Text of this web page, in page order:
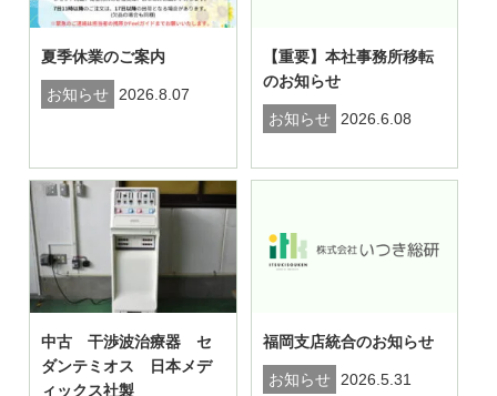
夏季休業のご案内
お知らせ 2026.8.07
【重要】本社事務所移転
のお知らせ
お知らせ 2026.6.08
中古 干渉波治療器 セ
ダンテミオス 日本メデ
ィックス社製
福岡支店統合のお知らせ
お知らせ 2026.5.31